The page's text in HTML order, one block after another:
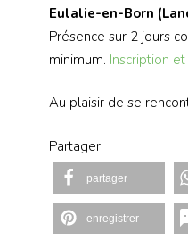
Eulalie-en-Born
Présence sur 2 jours
minimum. Inscription
Au plaisir de se
Partager
partager
enregistrer